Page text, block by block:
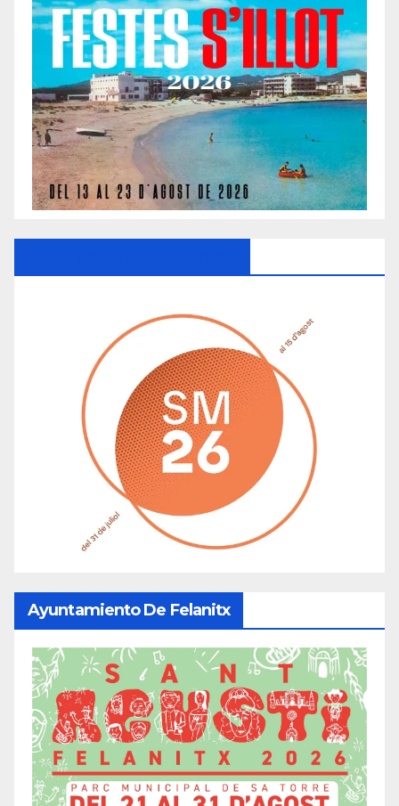
Ayuntamiento De Felanitx